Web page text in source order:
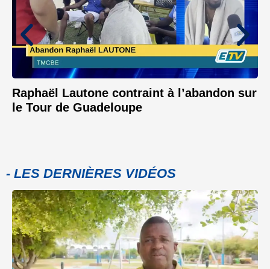
Raphaël Lautone contraint à l’abandon sur
le Tour de Guadeloupe
- LES DERNIÈRES VIDÉOS